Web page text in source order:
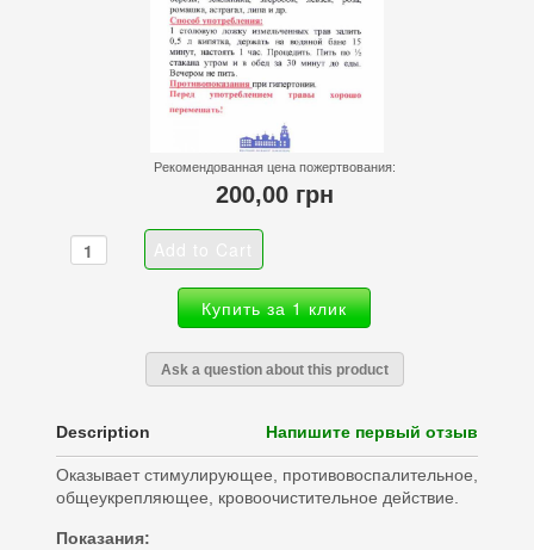
Рекомендованная цена пожертвования:
200,00 грн
Купить за 1 клик
Ask a question about this product
Description Напишите первый отзыв
Оказывает стимулирующее, противовоспалительное,
общеукрепляющее, кровоочистительное действие.
Показания: